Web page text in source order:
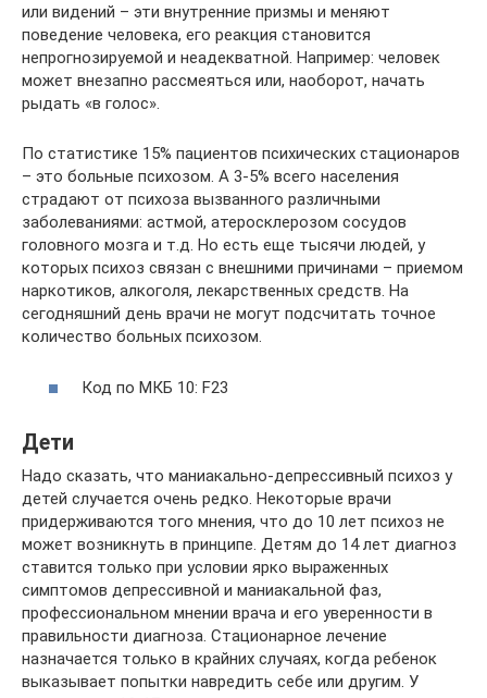
или видений – эти внутренние призмы и меняют
поведение человека, его реакция становится
непрогнозируемой и неадекватной. Например: человек
может внезапно рассмеяться или, наоборот, начать
рыдать «в голос».
По статистике 15% пациентов психических стационаров
– это больные психозом. А 3-5% всего населения
страдают от психоза вызванного различными
заболеваниями: астмой, атеросклерозом сосудов
головного мозга и т.д. Но есть еще тысячи людей, у
которых психоз связан с внешними причинами – приемом
наркотиков, алкоголя, лекарственных средств. На
сегодняшний день врачи не могут подсчитать точное
количество больных психозом.
Код по МКБ 10: F23
Дети
Надо сказать, что маниакально-депрессивный психоз у
детей случается очень редко. Некоторые врачи
придерживаются того мнения, что до 10 лет психоз не
может возникнуть в принципе. Детям до 14 лет диагноз
ставится только при условии ярко выраженных
симптомов депрессивной и маниакальной фаз,
профессиональном мнении врача и его уверенности в
правильности диагноза. Стационарное лечение
назначается только в крайних случаях, когда ребенок
выказывает попытки навредить себе или другим. У